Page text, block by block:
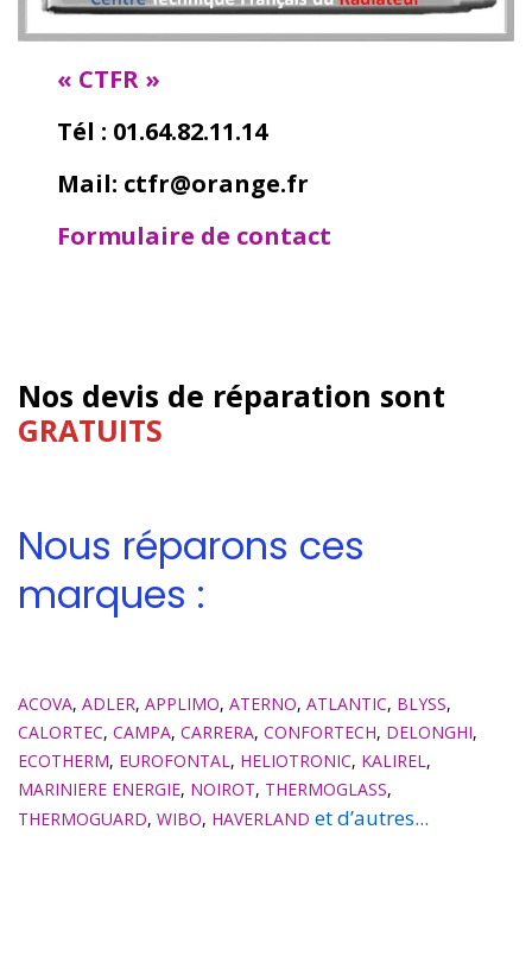
« CTFR »
Tél : 01.64.82.11.14
Mail: ctfr@orange.fr
Formulaire de contact
Nos devis de réparation sont
GRATUITS
Nous réparons ces
marques :
ACOVA, ADLER, APPLIMO, ATERNO, ATLANTIC, BLYSS,
CALORTEC, CAMPA, CARRERA, CONFORTECH, DELONGHI,
ECOTHERM, EUROFONTAL , HELIOTRONIC, KALIREL ,
MARINIERE ENERGIE, NOIROT, THERMOGLASS,
THERMOGUARD, WIBO, HAVERLAND et d’autres...